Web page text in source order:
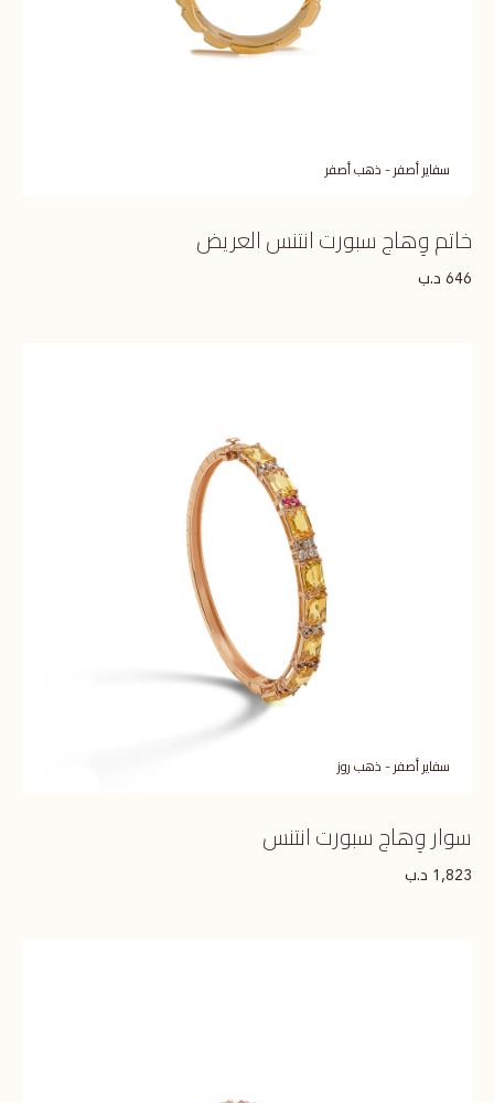
سفاير أصفر - ذهب أصفر
خاتم وِهاج سبورت انتنس العريض
646 د.ب
سفاير أصفر - ذهب روز
سوار وِهاج سبورت انتنس
1,823 د.ب